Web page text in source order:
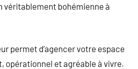
véritablement bohémienne à
permet d’agencer votre espace
opérationnel et agréable à vivre.